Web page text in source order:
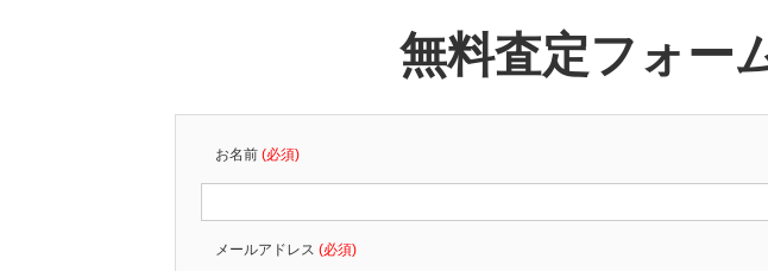
無料査定フォー
お名前 (必須)
メールアドレス (必須)